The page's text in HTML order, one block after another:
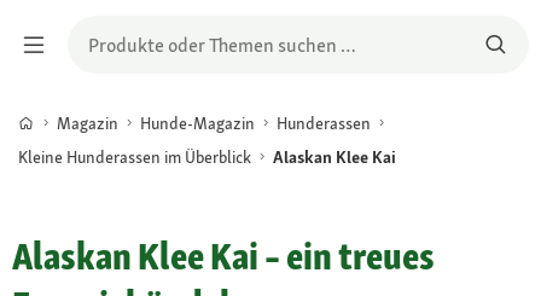
Magazin Hunde-Magazin
Hunderassen
Kleine Hunderassen im Überblick
Alaskan Klee Kai
Alaskan Klee Kai – ein treues